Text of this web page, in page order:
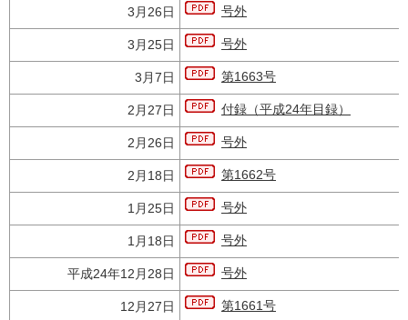
3月26日 号外
3月25日 号外
3月7日 第1663号
2月27日 付録（平成24年目録）
2月26日 号外
2月18日 第1662号
1月25日 号外
1月18日 号外
平成24年12月28日 号外
12月27日 第1661号